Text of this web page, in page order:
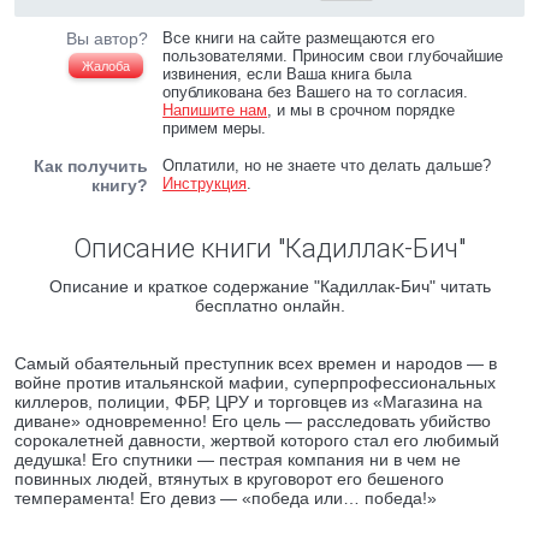
Вы автор?
Жалоба
Все книги на сайте размещаются его
пользователями. Приносим свои глубочайшие
извинения, если Ваша книга была
опубликована без Вашего на то согласия.
Напишите нам, и мы в срочном порядке
примем меры.
Как получить
книгу?
Оплатили, но не знаете что делать дальше?
Инструкция.
Описание книги "Кадиллак-Бич"
Описание и краткое содержание "Кадиллак-Бич" читать
бесплатно онлайн.
Самый обаятельный преступник всех времен и народов — в
войне против итальянской мафии, суперпрофессиональных
киллеров, полиции, ФБР, ЦРУ и торговцев из «Магазина на
диване» одновременно! Его цель — расследовать убийство
сорокалетней давности, жертвой которого стал его любимый
дедушка! Его спутники — пестрая компания ни в чем не
повинных людей, втянутых в круговорот его бешеного
темперамента! Его девиз — «победа или… победа!»